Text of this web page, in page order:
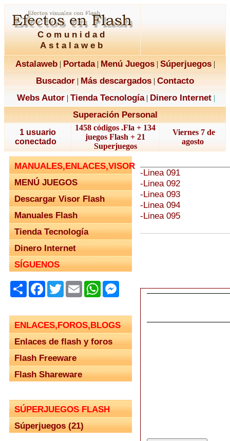
Comunidad
Astalaweb
Astalaweb| Portada| Menú Juegos| Súperjuegos|
Buscador | Más descargados | Contacto
Webs Autor | Tienda Tecnología| Dinero Internet |
Superación Personal
1 usuario
conectado
1458 códigos .Fla + 134
juegos Flash + 21
Superjuegos
Viernes 7 de
agosto
MANUALES,ENLACES,VISOR
MENÚ JUEGOS
Descargar Visor Flash
Manuales Flash
Tienda Tecnología
Dinero Internet
SÍGUENOS
ShareFacebook
TwitterEmailWhatsApp
ENLACES,FOROS,BLOGS
Enlaces de flash y foros
Flash Freeware
Flash Shareware
SÚPERJUEGOS FLASH
Súperjuegos (21)
-Linea 091
-Linea 092
-Linea 093
-Linea 094
-Linea 095